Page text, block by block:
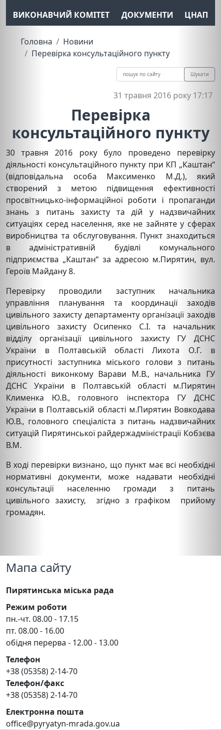
ВИКОНАВЧИЙ КОМІТЕТ
ДОКУМЕНТИ ЦНАП
Головна
Новини
Перевірка консультаційного пункту
Шукати
31 травня 2016 року 17:17
Перевірка
консультаційного пункту
30 травня 2016 року було проведено перевірку
діяльності консультаційного пункту при КП „Каштан“
(відповідальна особа Максименко М.Д.), який
створений з метою підвищення ефективності
просвітницько-інформаційної роботи і пропаганди
знань з питань захисту та дій у надзвичайних
ситуаціях серед населення, яке не зайняте у сферах
виробництва та обслуговування. Пункт знаходиться
в адміністративній будівлі комунального
підприємства „Каштан“ за адресою м.Пирятин, вул.
Героїв Майдану 8.
Перевірку проводили заступник начальника
управління планування та координації заходів
цивільного захисту департаменту організації заходів
цивільного захисту Осипенко С.І. та начальник
відділу організації цивільного захисту ГУ ДСНС
України в Полтавській області Лихота О.Г. в
присутності заступника міського голови з питань
діяльності виконкому Варави М.В., начальника ГУ
ДСНС України в Полтавській області м.Пирятин
Клименка Ю.В., головного інспектора ГУ ДСНС
України в Полтавській області м.Пирятин Вовкодава
Ю.В., головного спеціаліста з питань надзвичайних
ситуацій Пирятинської райдержадміністрації Кобзєва
В.М.
В ході перевірки визнано, що пункт має всі необхідні
нормативні документи, може надавати необхідні
консультації населенню громади з питань
цивільного захисту, згідно з графіком прийому
громадян.
Мапа сайту
Пирятинська міська рада
Режим роботи
пн.-чт. 08.00 - 17.15
пт. 08.00 - 16.00
обідня перерва - 12.00 - 13.00
Телефон
+38 (05358) 2-14-70
Телефон/факс
+38 (05358) 2-14-70
Електронна пошта
office@pyryatyn-mrada.gov.ua